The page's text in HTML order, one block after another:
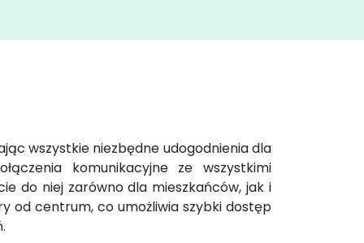
wszystkie niezbędne udogodnienia dla
komunikacyjne ze wszystkimi
do niej zarówno dla mieszkańców, jak i
od centrum, co umożliwia szybki dostęp